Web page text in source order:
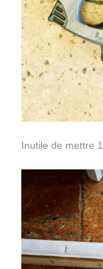
Inutile de mettre